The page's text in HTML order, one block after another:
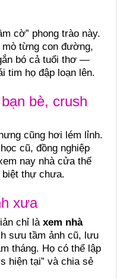
cờ” phong trào này.
từng con đường,
bó cả tuổi thơ —
tim họ đập loạn lên.
bè, crush
cũng hơi lém lỉnh.
cũ, đồng nghiệp
nay nhà cửa thế
biệt thự chưa.
xưa
chỉ làxem nhà
sưu tầm ảnh cũ, lưu
tháng. Họ có thể lập
hiện tại” và chia sẻ